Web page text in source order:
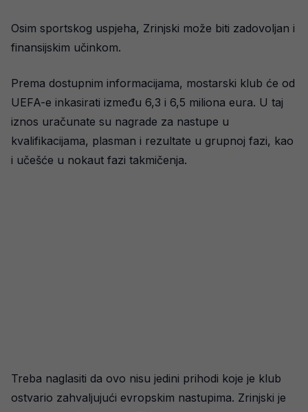
Osim sportskog uspjeha, Zrinjski može biti zadovoljan i
finansijskim učinkom.
Prema dostupnim informacijama, mostarski klub će od
UEFA-e inkasirati između 6,3 i 6,5 miliona eura. U taj
iznos uračunate su nagrade za nastupe u
kvalifikacijama, plasman i rezultate u grupnoj fazi, kao
i učešće u nokaut fazi takmičenja.
Treba naglasiti da ovo nisu jedini prihodi koje je klub
ostvario zahvaljujući evropskim nastupima. Zrinjski je